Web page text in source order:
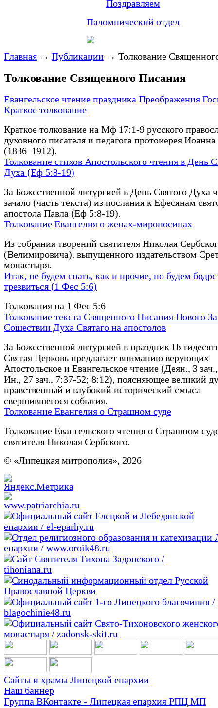
Поздравляем
Паломнический отдел
Главная → Публикации → Толкование
Толкование Священного Писания
Евангельское чтение праздника Преображения
Краткое толкование
Краткое толкование на Мф 17:1-9 русского
духовного писателя и педагога протоиерея Иоанна
(1836–1912).
Толкование стихов Апостольского чтения в День
Духа (Еф 5:8-19)
За Божественной литургией в День Святого Духа
зачало (часть текста) из послания к Ефесянам
апостола Павла (Еф 5:8-19).
Толкование Евангелия о женах-мироносицах
Из собрания творений святителя Николая
(Велимировича), выпущенного издательством
монастыря.
Итак, не будем спать, как и прочие, но будем
трезвиться (1 Фес 5:6)
Толкования на 1 Фес 5:6
Толкование текста Священного Писания Нового
Сошествии Духа Святаго на апостолов
За Божественной литургией в праздник
Святая Церковь предлагает вниманию верующих
Апостольское и Евангельское чтение (Деян., 3
Ин., 27 зач., 7:37-52; 8:12), поясняющее великий
нравственный и глубокий исторический смысл
свершившегося события.
Толкование Евангелия о Страшном суде
Толкование Евангельского чтения о Страшном
святителя Николая Сербского.
© «Липецкая митрополия», 2026
Сайты и храмы Липецкой епархии
Наш баннер
Группа ВКонтакте - Липецкая епархия РПЦ МП